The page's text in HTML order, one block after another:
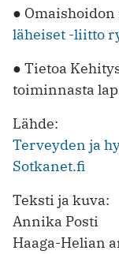
● Omaishoidon
läheiset -liitto
● Tietoa
toiminnasta
Lähde:
Terveyden ja
Sotkanet.fi
Teksti ja kuva:
Annika Posti
Haaga-Helian